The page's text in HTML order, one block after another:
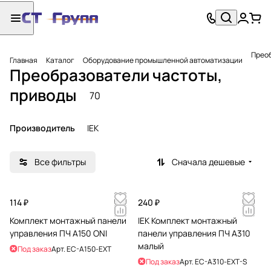
Главная Каталог Оборудование промышленной автоматизации
Преобразователи частоты,
приводы
70
Производитель IEK
Все фильтры Сначала дешевые
114 ₽
Комплект монтажный панели
управления ПЧ A150 ONI
Под заказАрт.EC-A150-EXT
240 ₽
IEK Комплект монтажный
панели управления ПЧ A310
малый
Под заказАрт.EC-A310-EXT-S